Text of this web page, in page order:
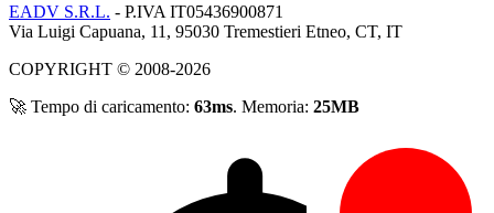
EADV S.R.L. - P.IVA IT05436900871
Via Luigi Capuana, 11, 95030 Tremestieri Etneo, CT, IT
COPYRIGHT © 2008-2026
🚀 Tempo di caricamento: 63ms. Memoria: 25MB